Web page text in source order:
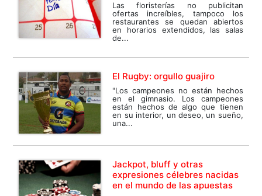
Las floristerías no publicitan
ofertas increíbles, tampoco los
restaurantes se quedan abiertos
en horarios extendidos, las salas
de...
El Rugby: orgullo guajiro
"Los campeones no están hechos
en el gimnasio. Los campeones
están hechos de algo que tienen
en su interior, un deseo, un sueño,
una...
Jackpot, bluff y otras
expresiones célebres nacidas
en el mundo de las apuestas